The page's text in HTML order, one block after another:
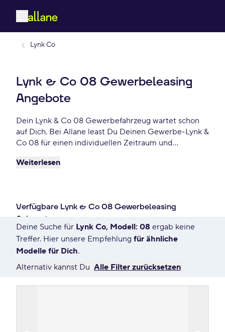
Lynk Co
Lynk & Co 08 Gewerbeleasing
Angebote
Dein Lynk & Co 08 Gewerbefahrzeug wartet schon
auf Dich. Bei Allane least Du Deinen Gewerbe-Lynk &
Co 08 für einen individuellen Zeitraum und
& Co 08 kaufen möchtest oder zurückgeben willst.
Weiterlesen
Verfügbare Lynk & Co 08 Gewerbeleasing
Anbegote
7558 Angebote für Deine Suche
Deine Suche für Lynk Co, Modell: 08 ergab keine
Treffer. Hier unsere Empfehlung für ähnliche
Modelle für Dich.
Alternativ kannst Du Alle Filter zurücksetzen